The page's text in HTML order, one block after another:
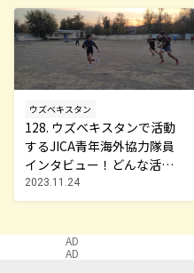
ウズベキスタン
128. ウズベキスタンで活動
するJICA青年海外協力隊員
インタビュー！どんな活動
をしてるの？日々の生活
は？
2023.11.24
AD
AD